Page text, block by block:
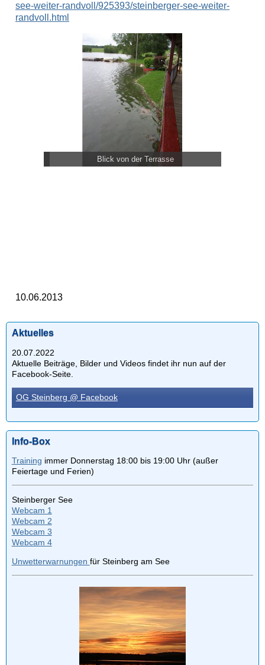
see-weiter-randvoll/925393/steinberger-see-weiter-
randvoll.html
Blick von der Terrasse
10.06.2013
Aktuelles
20.07.2022
Aktuelle Beiträge, Bilder und Videos findet ihr nun auf der
Facebook-Seite.
OG Steinberg @ Facebook
Info-Box
Training immer Donnerstag 18:00 bis 19:00 Uhr (außer
Feiertage und Ferien)
Steinberger See
Webcam 1
Webcam 2
Webcam 3
Webcam 4
Unwetterwarnungen für Steinberg am See